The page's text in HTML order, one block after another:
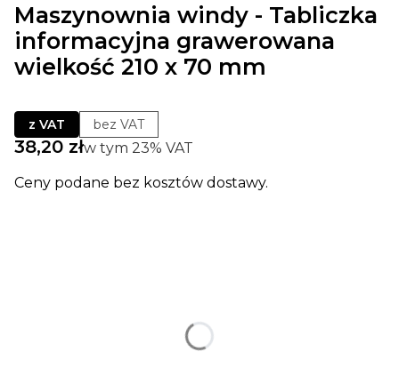
Maszynownia windy - Tabliczka
informacyjna grawerowana
wielkość 210 x 70 mm
z VAT bez VAT
Cena
38,20 złw tym 23% VAT
w tym 23% VAT
Ceny podane bez kosztów dostawy.